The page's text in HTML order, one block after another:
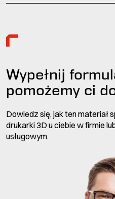
Wypełnij
pomożemy ci
Dowiedz się, jak ten materiał
drukarki 3D u ciebie w firmie
usługowym.